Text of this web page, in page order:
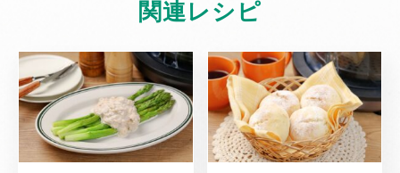
関連レシピ